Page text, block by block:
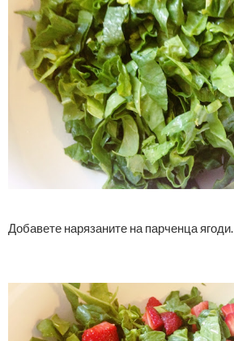
Добавете нарязаните на парченца ягоди.